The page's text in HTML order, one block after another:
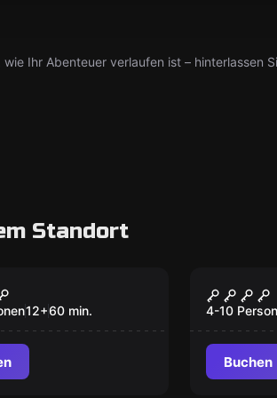
Ihr Abenteuer verlaufen ist – hinterlassen
Standort
12+60 min. 4-10
Buchen